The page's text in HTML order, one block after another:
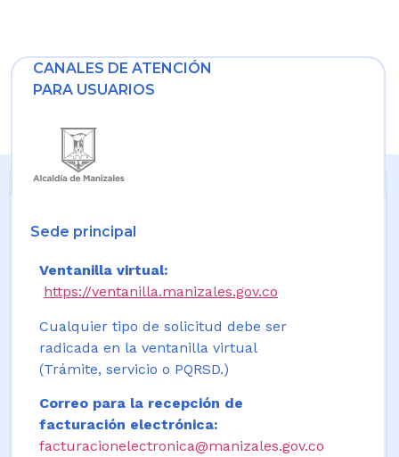
CANALES DE ATENCIÓN
PARA USUARIOS
Sede principal
Ventanilla virtual:
https://ventanilla.manizales.gov.co
Cualquier tipo de solicitud debe ser
radicada en la ventanilla virtual
(Trámite, servicio o PQRSD.)
Correo para la recepción de
facturación electrónica:
facturacionelectronica@manizales.gov.co